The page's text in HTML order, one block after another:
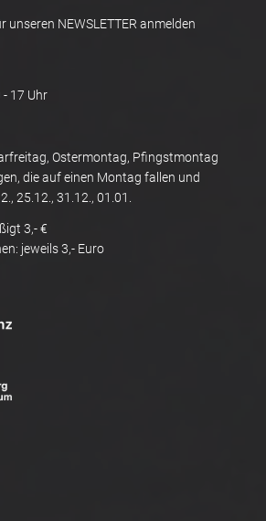
unseren NEWSLETTER anmelden
- 17 Uhr
Ostermontag, Pfingstmontag
die auf einen Montag fallen und
25.12., 31.12., 01.01.
3,- €
jeweils 3,- Euro